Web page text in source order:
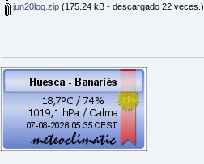
jun20log.zip (175.24 kB - descargado 22 veces.)